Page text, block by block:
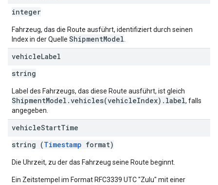
integer
Fahrzeug, das die Route ausführt, identifiziert durch seinen
Index in der Quelle ShipmentModel
vehicleLabel
string
Label des Fahrzeugs, das diese Route ausführt, ist gleich
ShipmentModel.vehicles(vehicleIndex).label, falls
angegeben.
vehicleStartTime
string (Timestamp format)
Die Uhrzeit, zu der das Fahrzeug seine Route beginnt.
Ein Zeitstempel im Format RFC3339 UTC "Zulu" mit einer